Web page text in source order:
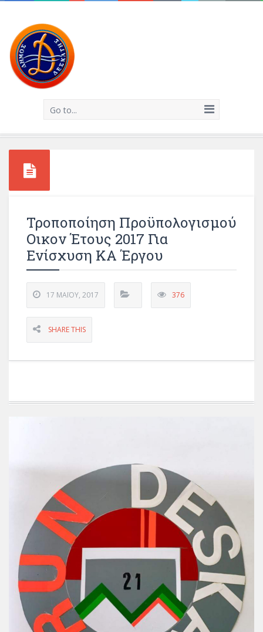
Go to...
Τροποποίηση Προϋπολογισμού
Οικον Έτους 2017 Για
Ενίσχυση ΚΑ Έργου
17 ΜΑΪ́ΟΥ, 2017 376
SHARE THIS